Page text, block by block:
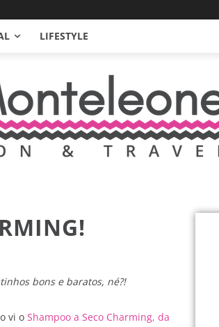
LIFESTYLE
bons e baratos, né?!
vi o Shampoo a Seco Charming, da